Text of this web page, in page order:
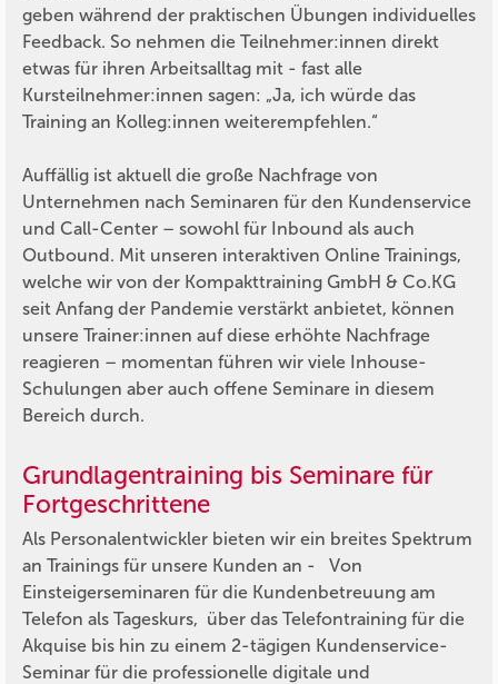
geben während der praktischen Übungen individuelles
Feedback. So nehmen die Teilnehmer:innen direkt
etwas für ihren Arbeitsalltag mit - fast alle
Kursteilnehmer:innen sagen: „Ja, ich würde das
Training an Kolleg:innen weiterempfehlen.“
Auffällig ist aktuell die große Nachfrage von
Unternehmen nach Seminaren für den Kundenservice
und Call-Center – sowohl für Inbound als auch
Outbound. Mit unseren interaktiven Online Trainings,
welche wir von der Kompakttraining GmbH & Co.KG
seit Anfang der Pandemie verstärkt anbietet, können
unsere Trainer:innen auf diese erhöhte Nachfrage
reagieren – momentan führen wir viele Inhouse-
Schulungen aber auch offene Seminare in diesem
Bereich durch.
Grundlagentraining bis Seminare für
Fortgeschrittene
Als Personalentwickler bieten wir ein breites Spektrum
an Trainings für unsere Kunden an - Von
Einsteigerseminaren für die Kundenbetreuung am
Telefon als Tageskurs, über das Telefontraining für die
Akquise bis hin zu einem 2-tägigen Kundenservice-
Seminar für die professionelle digitale und